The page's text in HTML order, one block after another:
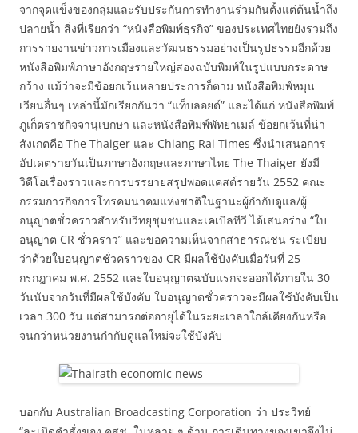
จากจุดแข็งของกลุ่มและรับประกันการทำงานร่วมกันตั้งแต่ต้นน้ำถึง
ปลายน้ำ สิ่งที่เรียกว่า “หนังสือพิมพ์ธุรกิจ” ของประเทศไทยยังรวมถึง
การรายงานข่าวการเมืองและวัฒนธรรมอย่างเป็นรูปธรรมอีกด้วย
หนังสือพิมพ์ภาษาอังกฤษรายใหญ่สองฉบับพิมพ์ในรูปแบบกระดาษ
กว้าง แม้ว่าจะมีข้อยกเว้นหลายประการก็ตาม หนังสือพิมพ์หมุน
เวียนอื่นๆ เหล่านี้มักเรียกกันว่า “แท็บลอยด์” และได้แก่ หนังสือพิมพ์
ภูเก็ตราชกิจจานุเบกษา และหนังสือพิมพ์พัทยาเมล์ ข้อยกเว้นที่น่า
สังเกตคือ The Thaiger และ Chiang Rai Times ซึ่งนำเสนอการ
อัปเดตรายวันเป็นภาษาอังกฤษและภาษาไทย The Thaiger ยังมี
วิดีโอเรื่องราวและการบรรยายสรุปพอดแคสต์รายวัน 2552 คณะ
กรรมการกิจการโทรคมนาคมแห่งชาติในฐานะผู้กำกับดูแล/ผู้
อนุญาตชั่วคราวสำหรับวิทยุชุมชนและเคเบิลทีวี ได้เสนอร่าง “ใบ
อนุญาต CR ชั่วคราว” และขอความเห็นจากสาธารณชน ระเบียบ
ว่าด้วยใบอนุญาตชั่วคราวของ CR มีผลใช้บังคับเมื่อวันที่ 25
กรกฎาคม พ.ศ. 2552 และใบอนุญาตฉบับแรกจะออกได้ภายใน 30
วันนับจากวันที่มีผลใช้บังคับ ใบอนุญาตชั่วคราวจะมีผลใช้บังคับเป็น
เวลา 300 วัน แต่สามารถต่ออายุได้ในระยะเวลาใกล้เคียงกันหรือ
จนกว่าหน่วยงานกำกับดูแลใหม่จะใช้บังคับ
บอกกับ Australian Broadcasting Corporation ว่า ประวิทย์